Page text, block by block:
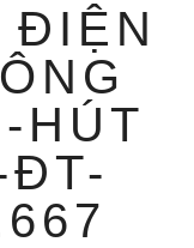
ĐIỆN
HÚT
ĐT-